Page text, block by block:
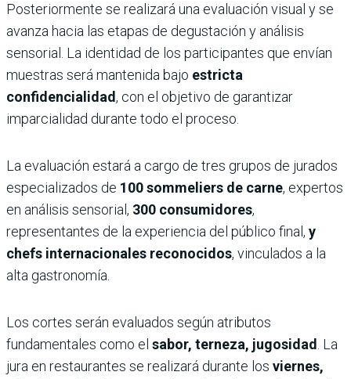
Posteriormente se realizará una evaluación visual y se
avanza hacia las etapas de degustación y análisis
sensorial. La identidad de los participantes que envían
muestras será mantenida bajo estricta
confidencialidad, con el objetivo de garantizar
imparcialidad durante todo el proceso.
La evaluación estará a cargo de tres grupos de jurados
especializados de 100 sommeliers de carne, expertos
en análisis sensorial, 300 consumidores,
representantes de la experiencia del público final, y
chefs internacionales reconocidos, vinculados a la
alta gastronomía.
Los cortes serán evaluados según atributos
fundamentales como el sabor, terneza, jugosidad . La
jura en restaurantes se realizará durante los viernes,